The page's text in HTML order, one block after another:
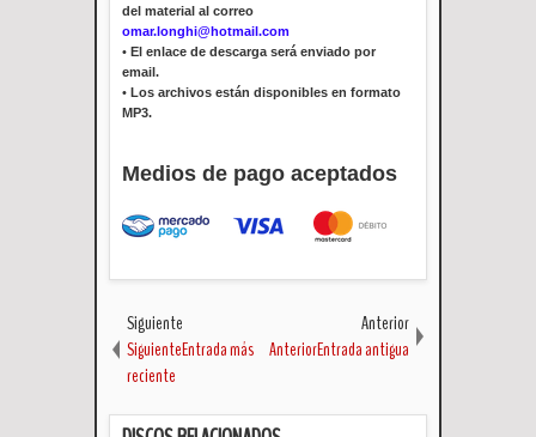
del material al correo
omar.longhi@hotmail.com
• El enlace de descarga será enviado por
email.
• Los archivos están disponibles en formato
MP3.
Medios de pago aceptados
Siguiente
SiguienteEntrada más
reciente
Anterior
AnteriorEntrada antigua